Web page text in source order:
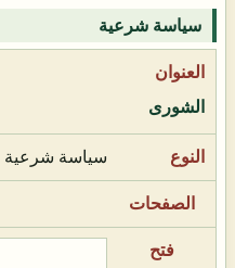
سياسة شرعية
الشورى
سياسة شرعية